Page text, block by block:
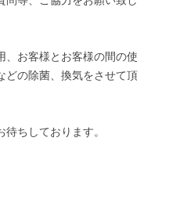
、お客様とお客様の間の使
どの除菌、換気をさせて頂
ちしております。